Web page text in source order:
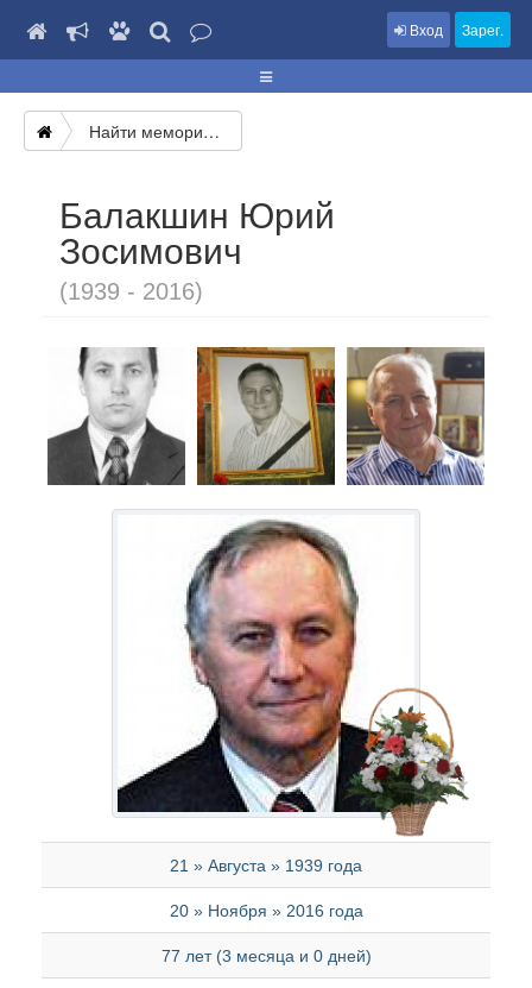
Вход Зарег.
Найти мемориал
Балакшин Юрий
Зосимович
(1939 - 2016)
21 » Августа » 1939 года
20 » Ноября » 2016 года
77 лет (3 месяца и 0 дней)